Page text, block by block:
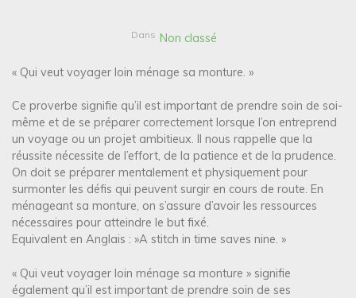
Dans Non classé
« Qui veut voyager loin ménage sa monture. »
Ce proverbe signifie qu’il est important de prendre soin de soi-
même et de se préparer correctement lorsque l’on entreprend
un voyage ou un projet ambitieux. Il nous rappelle que la
réussite nécessite de l’effort, de la patience et de la prudence.
On doit se préparer mentalement et physiquement pour
surmonter les défis qui peuvent surgir en cours de route. En
ménageant sa monture, on s’assure d’avoir les ressources
nécessaires pour atteindre le but fixé.
Equivalent en Anglais : »A stitch in time saves nine. »
« Qui veut voyager loin ménage sa monture » signifie
également qu’il est important de prendre soin de ses